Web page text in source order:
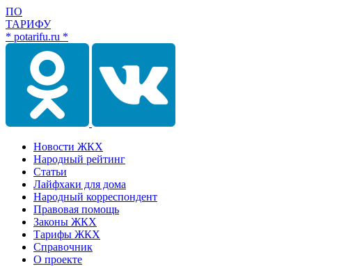
ПО
ТАРИФУ
* potarifu.ru *
Новости ЖКХ
Народный рейтинг
Статьи
Лайфхаки для дома
Народный корреспондент
Правовая помощь
Законы ЖКХ
Тарифы ЖКХ
Справочник
О проекте